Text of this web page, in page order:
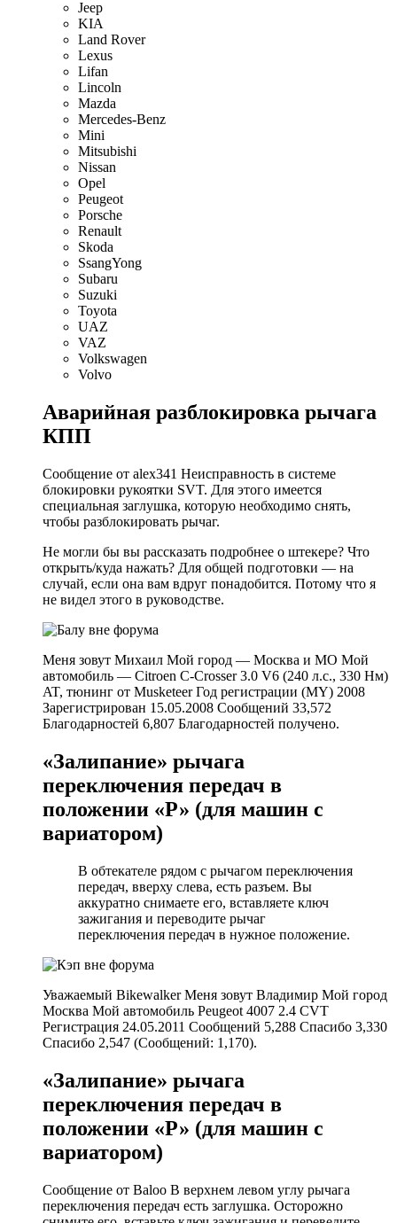
Jeep
KIA
Land Rover
Lexus
Lifan
Lincoln
Mazda
Mercedes-Benz
Mini
Mitsubishi
Nissan
Opel
Peugeot
Porsche
Renault
Skoda
SsangYong
Subaru
Suzuki
Toyota
UAZ
VAZ
Volkswagen
Volvo
Аварийная разблокировка рычага
КПП
Сообщение от alex341 Неисправность в системе
блокировки рукоятки SVT. Для этого имеется
специальная заглушка, которую необходимо снять,
чтобы разблокировать рычаг.
Не могли бы вы рассказать подробнее о штекере? Что
открыть/куда нажать? Для общей подготовки — на
случай, если она вам вдруг понадобится. Потому что я
не видел этого в руководстве.
Меня зовут Михаил Мой город — Москва и МО Мой
автомобиль — Citroen C-Crosser 3.0 V6 (240 л.с., 330 Нм)
AT, тюнинг от Musketeer Год регистрации (MY) 2008
Зарегистрирован 15.05.2008 Сообщений 33,572
Благодарностей 6,807 Благодарностей получено.
«Залипание» рычага
переключения передач в
положении «Р» (для машин с
вариатором)
В обтекателе рядом с рычагом переключения
передач, вверху слева, есть разъем. Вы
аккуратно снимаете его, вставляете ключ
зажигания и переводите рычаг
переключения передач в нужное положение.
Уважаемый Bikewalker Меня зовут Владимир Мой город
Москва Мой автомобиль Peugeot 4007 2.4 CVT
Регистрация 24.05.2011 Сообщений 5,288 Спасибо 3,330
Спасибо 2,547 (Сообщений: 1,170).
«Залипание» рычага
переключения передач в
положении «Р» (для машин с
вариатором)
Сообщение от Baloo В верхнем левом углу рычага
переключения передач есть заглушка. Осторожно